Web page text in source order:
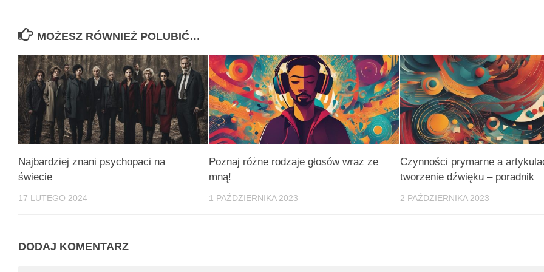
MOŻESZ RÓWNIEŻ POLUBIĆ…
Najbardziej znani psychopaci na
świecie
17 LUTEGO 2024
Poznaj różne rodzaje głosów wraz ze
mną!
1 PAŹDZIERNIKA 2023
Czynności prymarne a
tworzenie dźwięku – poradnik
2 PAŹDZIERNIKA 2023
DODAJ KOMENTARZ